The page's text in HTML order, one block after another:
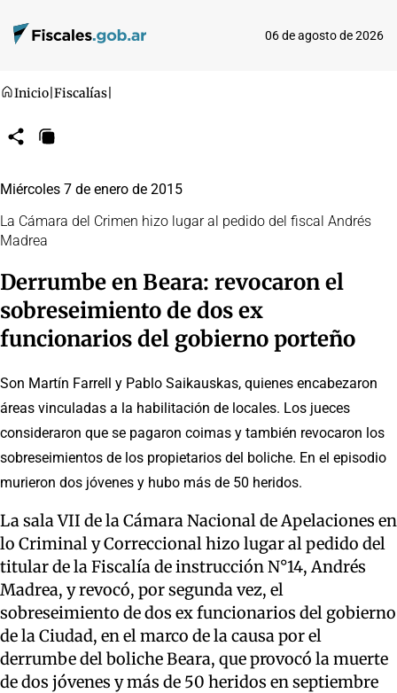
06 de agosto de 2026
Inicio Fiscalías
CompartirCopiar
Miércoles 7 de enero de 2015
La Cámara del Crimen hizo lugar al pedido del fiscal Andrés
Madrea
Derrumbe en Beara: revocaron el
sobreseimiento de dos ex
funcionarios del gobierno porteño
Son Martín Farrell y Pablo Saikauskas, quienes encabezaron
áreas vinculadas a la habilitación de locales. Los jueces
consideraron que se pagaron coimas y también revocaron los
sobreseimientos de los propietarios del boliche. En el episodio
murieron dos jóvenes y hubo más de 50 heridos.
La sala VII de la Cámara Nacional de Apelaciones en
lo Criminal y Correccional hizo lugar al pedido del
titular de la Fiscalía de instrucción N°14, Andrés
Madrea, y revocó, por segunda vez, el
sobreseimiento de dos ex funcionarios del gobierno
de la Ciudad, en el marco de la causa por el
derrumbe del boliche Beara, que provocó la muerte
de dos jóvenes y más de 50 heridos en septiembre